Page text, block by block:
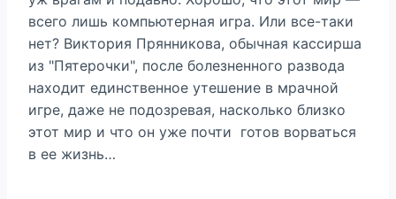
всего лишь компьютерная игра. Или все-таки
нет? Виктория Прянникова, обычная кассирша
из "Пятерочки", после болезненного развода
находит единственное утешение в мрачной
игре, даже не подозревая, насколько близко
этот мир и что он уже почти готов ворваться
в ее жизнь…